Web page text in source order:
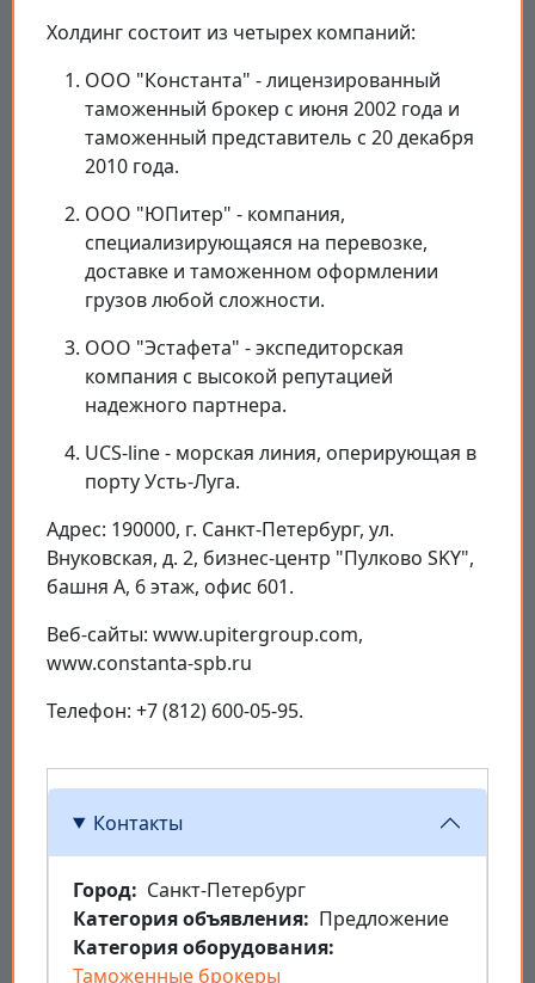
Холдинг состоит из четырех компаний:
ООО "Константа" - лицензированный
таможенный брокер с июня 2002 года и
таможенный представитель с 20 декабря
2010 года.
ООО "ЮПитер" - компания,
специализирующаяся на перевозке,
доставке и таможенном оформлении
грузов любой сложности.
ООО "Эстафета" - экспедиторская
компания с высокой репутацией
надежного партнера.
UCS-line - морская линия, оперирующая в
порту Усть-Луга.
Адрес: 190000, г. Санкт-Петербург, ул.
Внуковская, д. 2, бизнес-центр "Пулково SKY",
башня А, 6 этаж, офис 601.
Веб-сайты: www.upitergroup.com,
www.constanta-spb.ru
Телефон: +7 (812) 600-05-95.
Контакты
Город
Санкт-Петербург
Категория объявления
Предложение
Категория оборудования
Таможенные брокеры